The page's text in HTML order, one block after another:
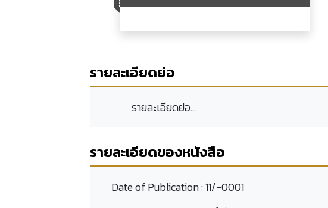
รายละเอียดย่อ
รายละเอียดย่อ...
รายละเอียดของหนังสือ
Date of Publication :11/-0001